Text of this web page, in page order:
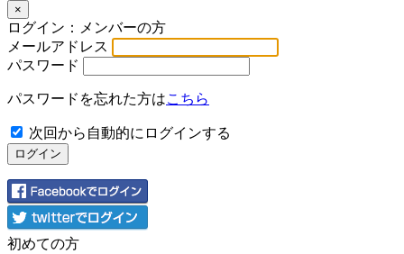
×
ログイン：メンバーの方
メールアドレス
パスワード
パスワードを忘れた方はこちら
次回から自動的にログインする
初めての方